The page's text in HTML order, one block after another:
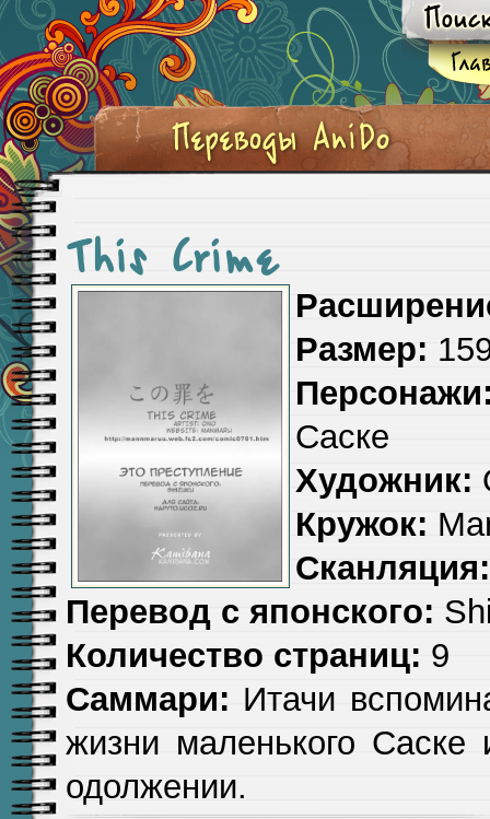
This Crime
Размер:
Саске
Художник:
Кружок:
Сканляция:
Перевод с японского:
Количество страниц: 9
Саммари: Итачи
жизни маленького
одолжении.